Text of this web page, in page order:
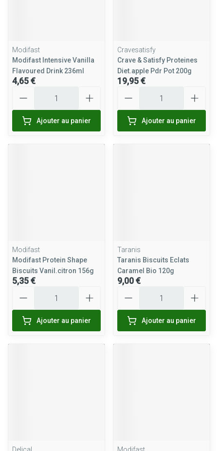
Modifast
Modifast Intensive Vanilla
Flavoured Drink 236ml
4,65 €
Ajouter au panier
Cravesatisfy
Crave & Satisfy Proteines
Diet.apple Pdr Pot 200g
19,95 €
Ajouter au panier
Modifast
Modifast Protein Shape
Biscuits Vanil.citron 156g
5,35 €
Ajouter au panier
Taranis
Taranis Biscuits Eclats
Caramel Bio 120g
9,00 €
Ajouter au panier